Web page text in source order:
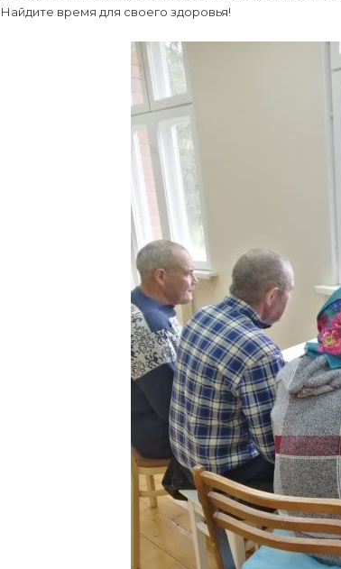
Найдите время для своего здоровья!